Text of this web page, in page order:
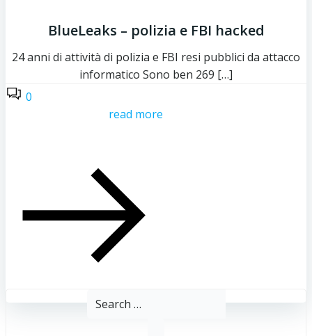
BlueLeaks – polizia e FBI hacked
24 anni di attività di polizia e FBI resi pubblici da attacco
informatico Sono ben 269 […]
0
read more
Search